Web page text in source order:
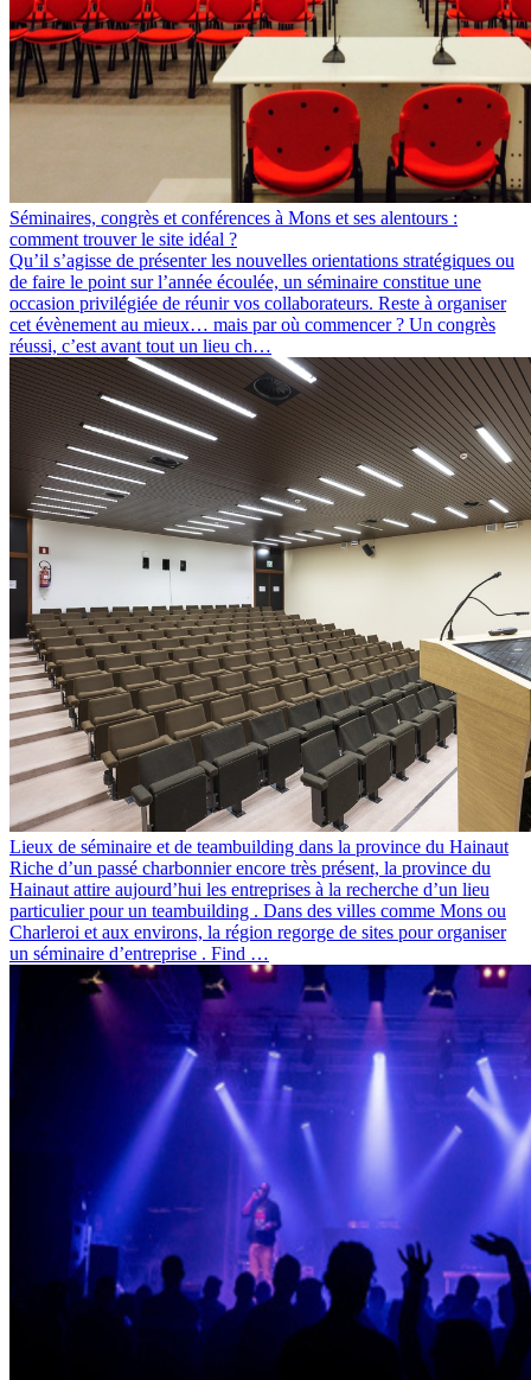
Séminaires, congrès et conférences à Mons et ses alentours :
comment trouver le site idéal ?
Qu’il s’agisse de présenter les nouvelles orientations stratégiques ou
de faire le point sur l’année écoulée, un séminaire constitue une
occasion privilégiée de réunir vos collaborateurs. Reste à organiser
cet évènement au mieux… mais par où commencer ? Un congrès
réussi, c’est avant tout un lieu ch…
Lieux de séminaire et de teambuilding dans la province du Hainaut
Riche d’un passé charbonnier encore très présent, la province du
Hainaut attire aujourd’hui les entreprises à la recherche d’un lieu
particulier pour un teambuilding . Dans des villes comme Mons ou
Charleroi et aux environs, la région regorge de sites pour organiser
un séminaire d’entreprise . Find …